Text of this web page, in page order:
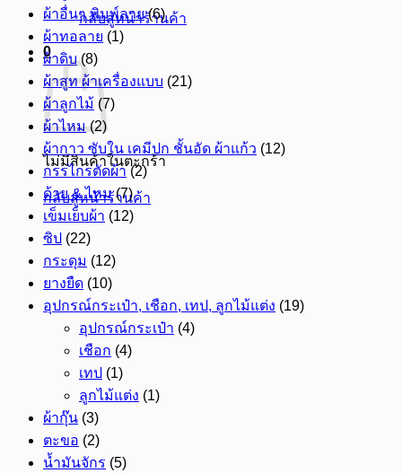
กลับสู่หน้าร้านค้า
0
ไม่มีสินค้าในตะกร้า
กลับสู่หน้าร้านค้า
ผ้าอื่นๆ พิมพ์ลาย (6)
ผ้าทอลาย (1)
ผ้าดิบ (8)
ผ้าสูท ผ้าเครื่องแบบ (21)
ผ้าลูกไม้ (7)
ผ้าไหม (2)
ผ้ากาว ซับใน เคมีปก ชั้นอัด ผ้าแก้ว (12)
กรรไกรตัดผ้า (2)
ด้าย & ไหม (7)
เข็มเย็บผ้า (12)
ซิป (22)
กระดุม (12)
ยางยืด (10)
อุปกรณ์กระเป๋า, เชือก, เทป, ลูกไม้แต่ง (19)
อุปกรณ์กระเป๋า (4)
เชือก (4)
เทป (1)
ลูกไม้แต่ง (1)
ผ้ากุ๊น (3)
ตะขอ (2)
น้ำมันจักร (5)